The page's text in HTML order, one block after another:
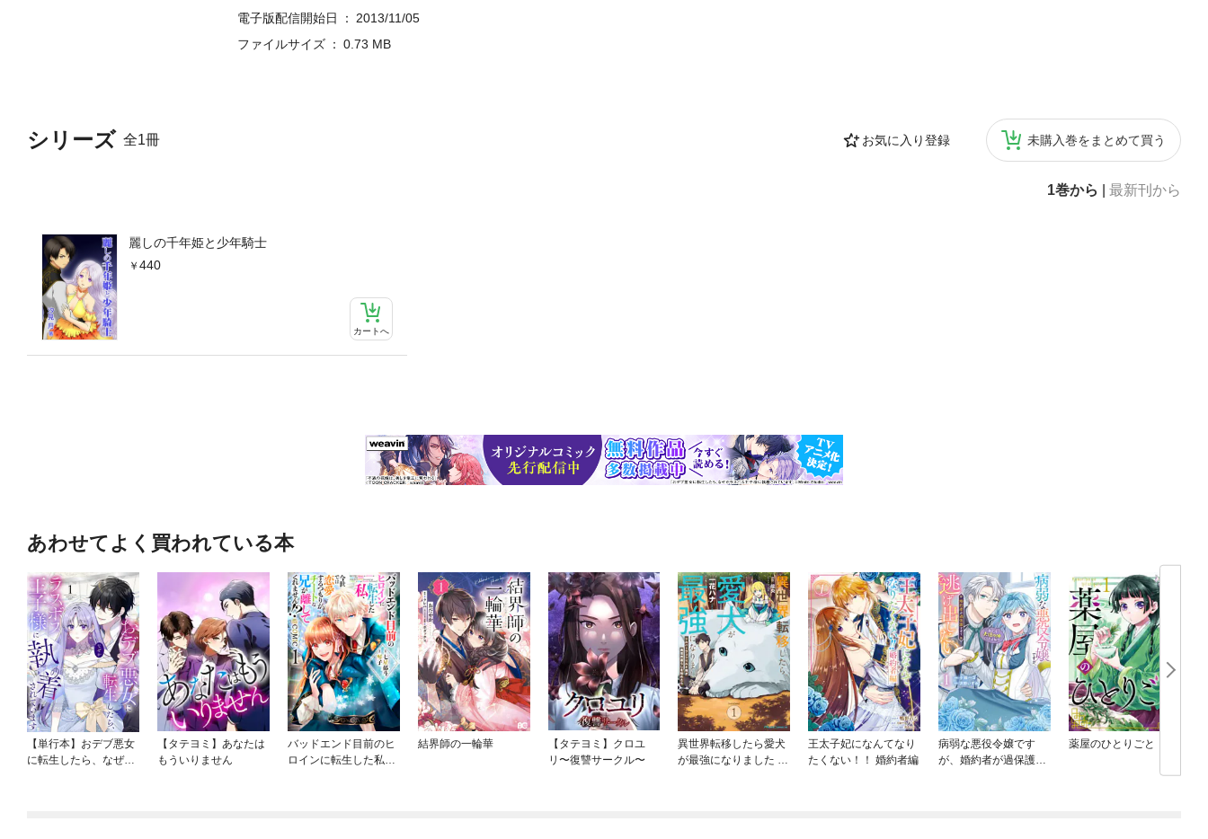
シリーズ 全1冊 お気に入り登録 未購入巻をまとめて買う
1巻から 最新刊から
麗しの千年姫と少年騎士
440
カートへ
電子版配信開始日
2013/11/05
ファイルサイズ
0.73 MB
あわせてよく買われている本
【単行本】おデブ悪女
に転生したら、なぜか
【タテヨミ】あなたは
もういりません
バッドエンド目前のヒ
ロインに転生した私、
結界師の一輪華
【タテヨミ】クロユ
リ〜復讐サークル〜
異世界転移したら愛犬
が最強になりました ～
王太子妃になんてなり
たくない！！ 婚約者編
病弱な悪役令嬢です
が、婚約者が過保護す
薬屋のひとりごと